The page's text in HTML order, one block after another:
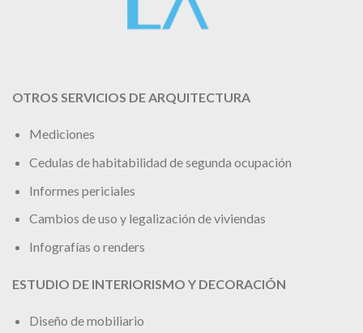
OTROS SERVICIOS DE ARQUITECTURA
Mediciones
Cedulas de habitabilidad de segunda ocupación
Informes periciales
Cambios de uso y legalización de viviendas
Infografías o renders
ESTUDIO DE INTERIORISMO Y DECORACIÓN
Diseño de mobiliario